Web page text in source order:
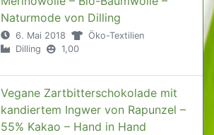
Naturmode von Dilling
6. Mai 2018
Öko-Textilien
Dilling
1,00
Vegane Zartbitterschokolade mit
kandiertem Ingwer von Rapunzel –
55% Kakao – Hand in Hand